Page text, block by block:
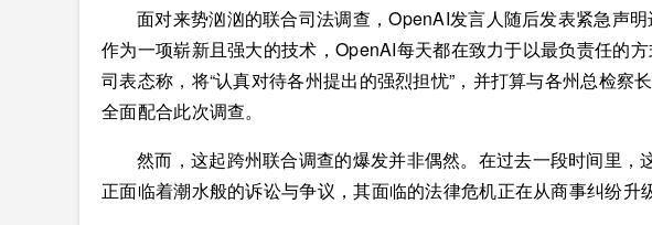
面对来势汹汹的联合司法调查，OpenAI发言人随后发表紧急声
作为一项崭新且强大的技术，OpenAI每天都在致力于以最负责任的
司表态称，将“认真对待各州提出的强烈担忧”，并打算与各州总检察
全面配合此次调查。
然而，这起跨州联合调查的爆发并非偶然。在过去一段时间里，
正面临着潮水般的诉讼与争议，其面临的法律危机正在从商事纠纷升